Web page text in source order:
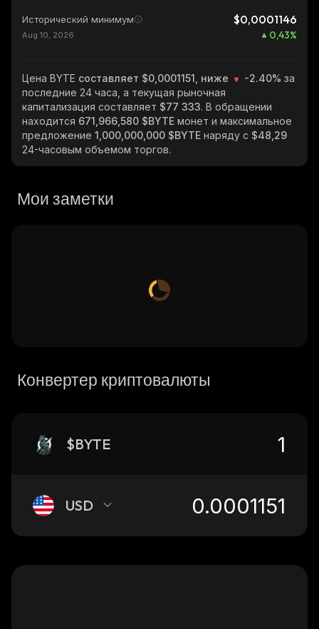
Исторический минимум $0,0001146
Aug 10, 2026 0,43%
Цена BYTE составляет $0,0001151, ниже -2.40% за
последние 24 часа, а текущая рыночная
капитализация составляет $77 333. В обращении
находится 671,966,580 $BYTE монет и максимальное
предложение 1,000,000,000 $BYTE наряду с $48,29
24-часовым объемом торгов.
Мои заметки
Конвертер криптовалюты
$BYTE
USD